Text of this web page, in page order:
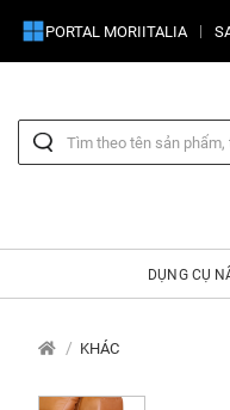
PORTAL MORIITALIA
DỤNG CỤ
KHÁC